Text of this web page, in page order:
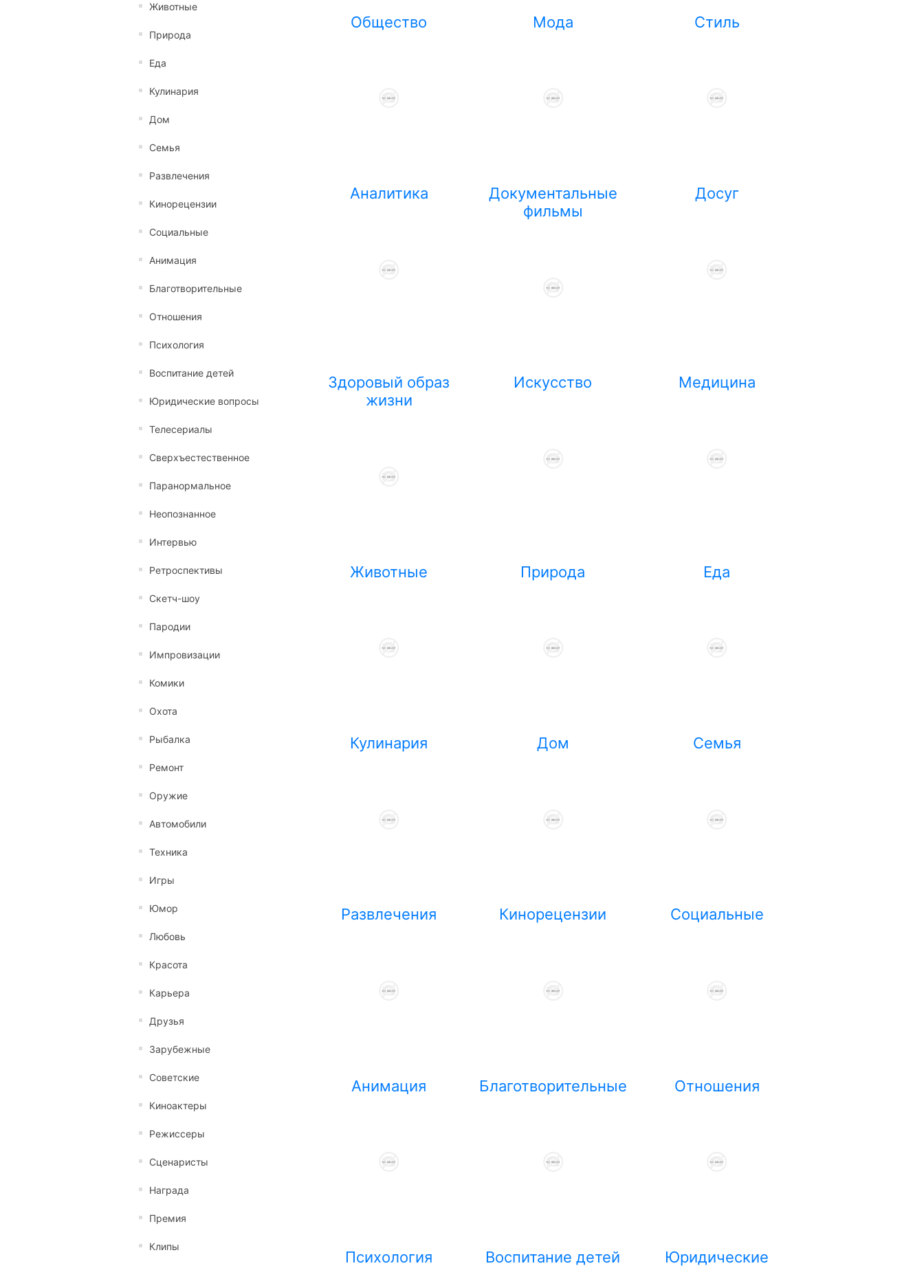
Животные
Природа
Еда
Кулинария
Дом
Семья
Развлечения
Кинорецензии
Социальные
Анимация
Благотворительные
Отношения
Психология
Воспитание детей
Юридические вопросы
Телесериалы
Сверхъестественное
Паранормальное
Неопознанное
Интервью
Ретроспективы
Скетч-шоу
Пародии
Импровизации
Комики
Охота
Рыбалка
Ремонт
Оружие
Автомобили
Техника
Игры
Юмор
Любовь
Красота
Карьера
Друзья
Зарубежные
Советские
Киноактеры
Режиссеры
Сценаристы
Награда
Премия
Клипы
Общество Мода Стиль
Аналитика
Документальные
фильмы
Досуг
Здоровый образ
жизни
Искусство Медицина
Животные Природа Еда
Кулинария Дом Семья
Развлечения Кинорецензии Социальные
Анимация Благотворительные Отношения
Психология Воспитание детей
Юридические